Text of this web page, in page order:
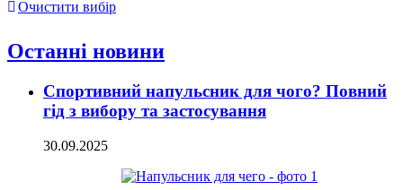
Очистити вибір
Останні новини
Спортивний напульсник для чого? Повний
гід з вибору та застосування
30.09.2025